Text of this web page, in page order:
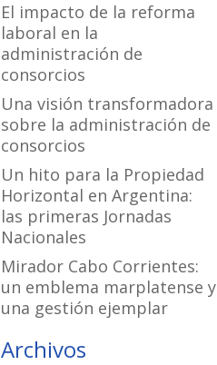
El impacto de la reforma
laboral en la
administración de
consorcios
Una visión transformadora
sobre la administración de
consorcios
Un hito para la Propiedad
Horizontal en Argentina:
las primeras Jornadas
Nacionales
Mirador Cabo Corrientes:
un emblema marplatense y
una gestión ejemplar
Archivos